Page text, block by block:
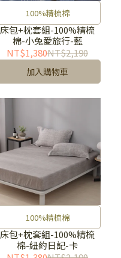
100%精梳棉
床包+枕套組-100%精梳
棉-小兔愛旅行-藍
NT$1,380NT$2,190
加入購物車
100%精梳棉
床包+枕套組-100%精梳
棉-紐約日記-卡